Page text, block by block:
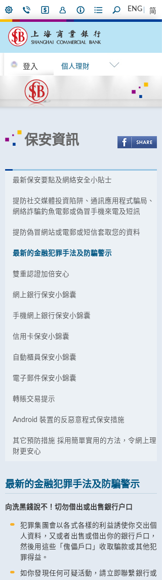
ENG 简
登入 個人理財
保安資訊
最新保安要點及網絡安全小貼士
提防社交媒體投資陷阱、通訊應用程式騙局、
網絡詐騙釣魚電郵或偽冒手機來電及短訊
提防偽冒網站或電郵或短信套取您的資料
最新的金融犯罪手法及防騙警示
雙重認證加倍安心
網上銀行保安小錦囊
手機網上銀行保安小錦囊
信用卡保安小錦囊
自動櫃員保安小錦囊
電子郵件保安小錦囊
轉賬交易提示
Android 裝置的反惡意程式保安措施
其它預防措施 採用簡單實用的方法，令網上理
財更安心
最新的金融犯罪手法及防騙警示
向洗黑錢說不！切勿借出或出售銀行户口
犯罪集團會以各式各樣的利益誘使你交出個
人資料，又或者出售或借出你的銀行戶口，
然後用這些「傀儡戶口」收取騙款或其他犯
罪得益。
如你發現任何可疑活動，請立即聯繫銀行或